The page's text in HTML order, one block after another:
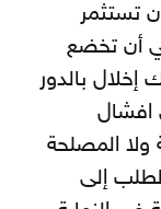
تستثمر
أن تخضع
إخلال بالدور
افشال
ولا المصلحة
إلى